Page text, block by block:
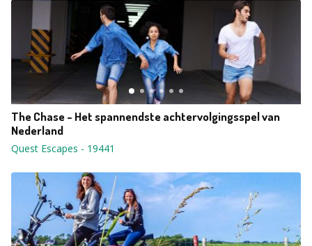
The Chase - Het spannendste achtervolgingsspel van
Nederland
Quest Escapes - 19441